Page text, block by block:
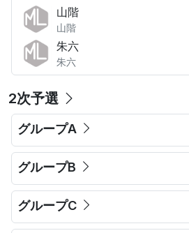
山階
山階
朱六
朱六
2次予選
グループA
グループB
グループC